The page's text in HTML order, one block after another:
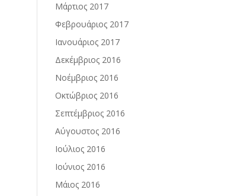
Μάρτιος 2017
Φεβρουάριος 2017
Ιανουάριος 2017
Δεκέμβριος 2016
Νοέμβριος 2016
Οκτώβριος 2016
Σεπτέμβριος 2016
Αύγουστος 2016
Ιούλιος 2016
Ιούνιος 2016
Μάιος 2016